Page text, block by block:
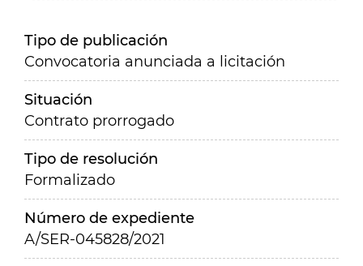
Tipo de publicación
Convocatoria anunciada a licitación
Situación
Contrato prorrogado
Tipo de resolución
Formalizado
Número de expediente
A/SER-045828/2021